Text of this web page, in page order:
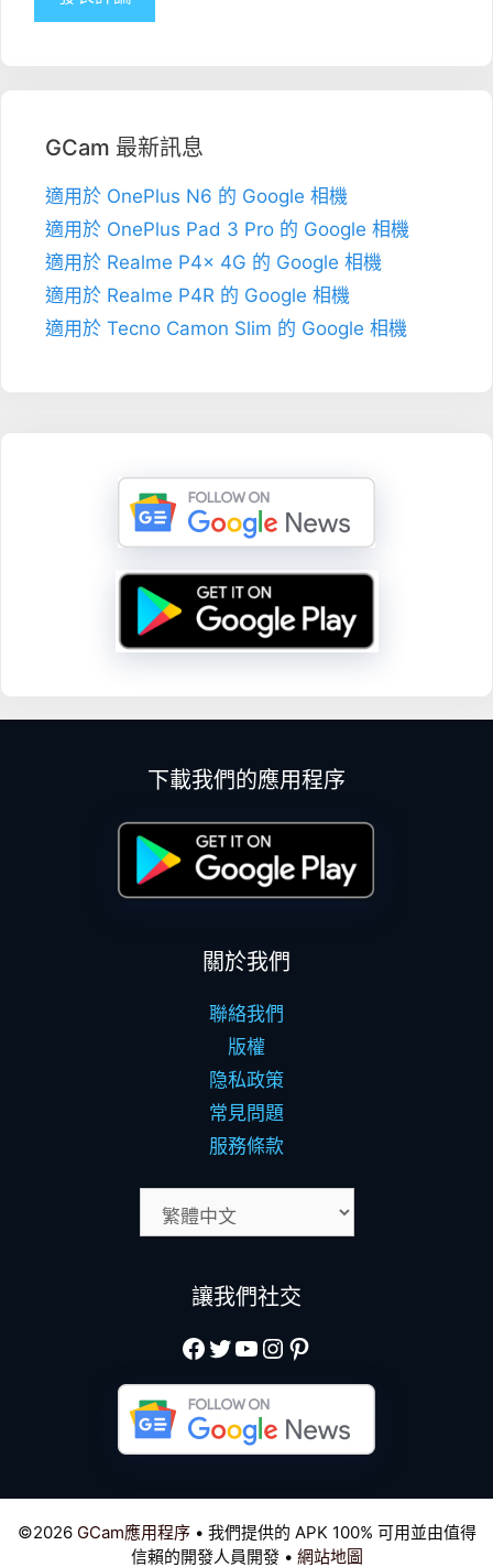
GCam 最新訊息
適用於 OnePlus N6 的 Google 相機
適用於 OnePlus Pad 3 Pro 的 Google 相機
適用於 Realme P4x 4G 的 Google 相機
適用於 Realme P4R 的 Google 相機
適用於 Tecno Camon Slim 的 Google 相機
下載我們的應用程序
關於我們
聯絡我們
版權
隐私政策
常見問題
服務條款
讓我們社交
Facebook
Twitter
YouTube
Instagram
Pinterest
©2026 GCam應用程序• 我們提供的 APK 100% 可用並由值得
信賴的開發人員開發 • 網站地圖